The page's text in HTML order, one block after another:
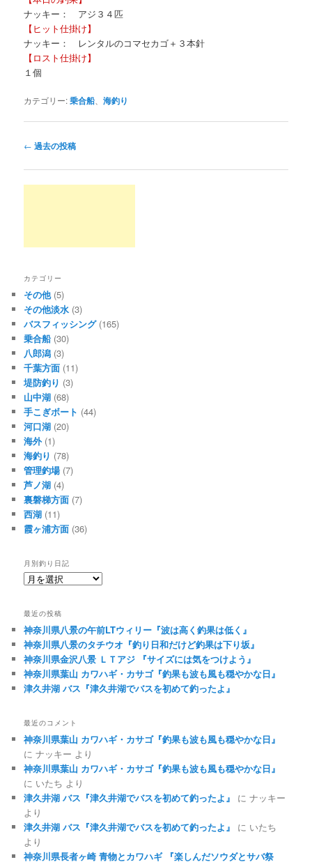
ナッキー： アジ３４匹
【ヒット仕掛け】
ナッキー： レンタルのコマセカゴ＋３本針
【ロスト仕掛け】
１個
カテゴリー:乗合船、海釣り
投
ナ
ビ
ョ
← 過去の投稿
カテゴリー
その他(5)
その他淡水 (3)
バスフィッシング(165)
乗合船 (30)
八郎潟 (3)
千葉方面 (11)
堤防釣り (3)
山中湖 (68)
手こぎボート (44)
河口湖 (20)
海外(1)
海釣り (78)
管理釣場(7)
芦ノ湖 (4)
裏磐梯方面 (7)
西湖 (11)
霞ヶ浦方面 (36)
月別釣り日記
月
り
日
記
最近の投稿
神奈川県八景の午前LTウィリー『波は高く釣果は低く』
神奈川県八景のタチウオ『釣り日和だけど釣果は下り坂』
神奈川県金沢八景 ＬＴアジ 『サイズには気をつけよう』
神奈川県葉山 カワハギ・カサゴ『釣果も波も風も穏やかな日』
津久井湖 バス『津久井湖でバスを初めて釣ったよ』
最近のコメント
神奈川県葉山 カワハギ・カサゴ『釣果も波も風も穏やかな日』
にナッキー より
神奈川県葉山 カワハギ・カサゴ『釣果も波も風も穏やかな日』
に いたち より
津久井湖 バス『津久井湖でバスを初めて釣ったよ』
にナッキー
より
津久井湖 バス『津久井湖でバスを初めて釣ったよ』
に いたち
より
神奈川県長者ヶ崎 青物とカワハギ 『楽しんだソウダとサバ祭